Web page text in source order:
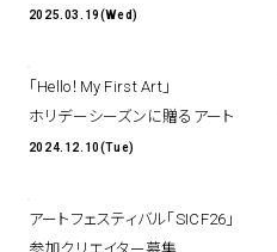
2025.03.19(Wed)
「Hello！My First Art」
ホリデーシーズンに贈るアート
2024.12.10(Tue)
アートフェスティバル「SICF26」